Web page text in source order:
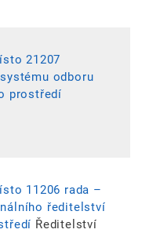
21207
odboru
prostředí
11206 rada –
ředitelství
Ředitelství